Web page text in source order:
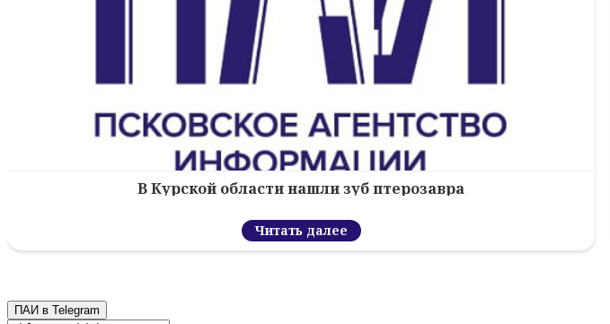
В Курской области нашли зуб птерозавра
Читать далее
ПАИ в Telegram